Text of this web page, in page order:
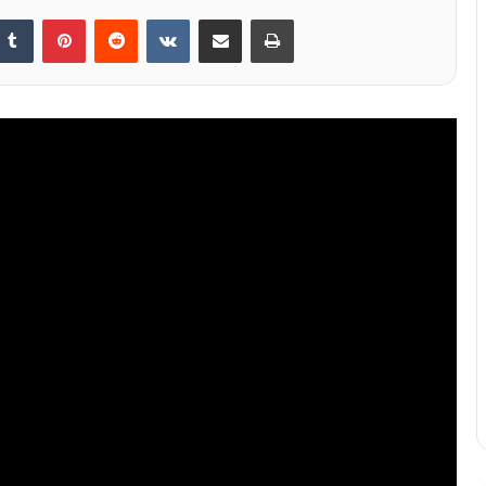
Tumblr PinterestReddit VKontakteShare via Email Print